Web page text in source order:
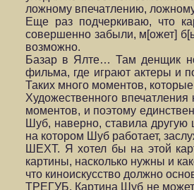
ложному впечатлению,
Еще раз подчеркиваю, что
совершенно забыли, м[ожет]
возможно.
Базар в Ялте… Там денщик
фильма, где играют актеры и
Таких много моментов,
Художественного
моментов, и поэтому
Шуб, наверно, ставила другую
на котором Шуб работает,
ШЕХТ. Я хотел бы на этой
картины, насколько нужны и
что киноискусство должно
ТРЕГУБ. Картина Шуб не может